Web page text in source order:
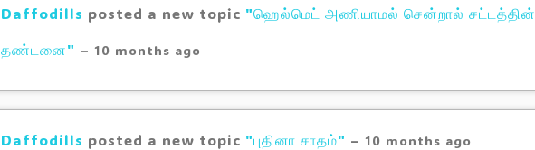
Daffodills posted a new topic "ஹெல்மெட் அணியாமல் சென்றால் சட்டத்தின்
தண்டனை" –10 months ago
Daffodills posted a new topic "புதினா சாதம்" –10 months ago